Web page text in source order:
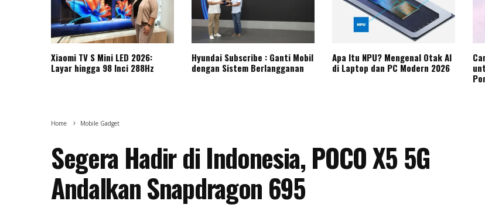
Xiaomi TV S Mini LED 2026:
Layar hingga 98 Inci 288Hz
Hyundai Subscribe : Ganti Mobil
dengan Sistem Berlangganan
Apa Itu NPU? Mengenal Otak AI
di Laptop dan PC Modern 2026
Home Mobile Gadget
Segera Hadir di Indonesia, POCO X5 5G
Andalkan Snapdragon 695